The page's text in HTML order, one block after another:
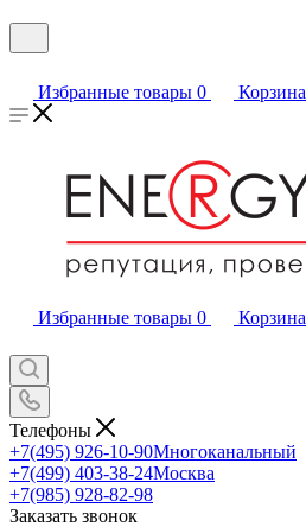
Избранные товары 0 Корзина
Избранные товары 0 Корзина
Телефоны
+7(495) 926-10-90Многоканальный
+7(499) 403-38-24Москва
+7(985) 928-82-98
Заказать звонок